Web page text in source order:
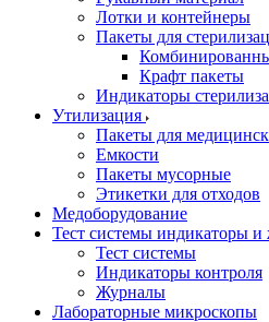
Лотки и контейнеры
Пакеты для
Крафт пакеты
Индикаторы
Утилизация
Пакеты для
Емкости
Пакеты мусорные
Этикетки для отходов
Медоборудование
Тест системы индикаторы
Тест системы
Индикаторы контроля
Журналы
Лабораторные микроскопы